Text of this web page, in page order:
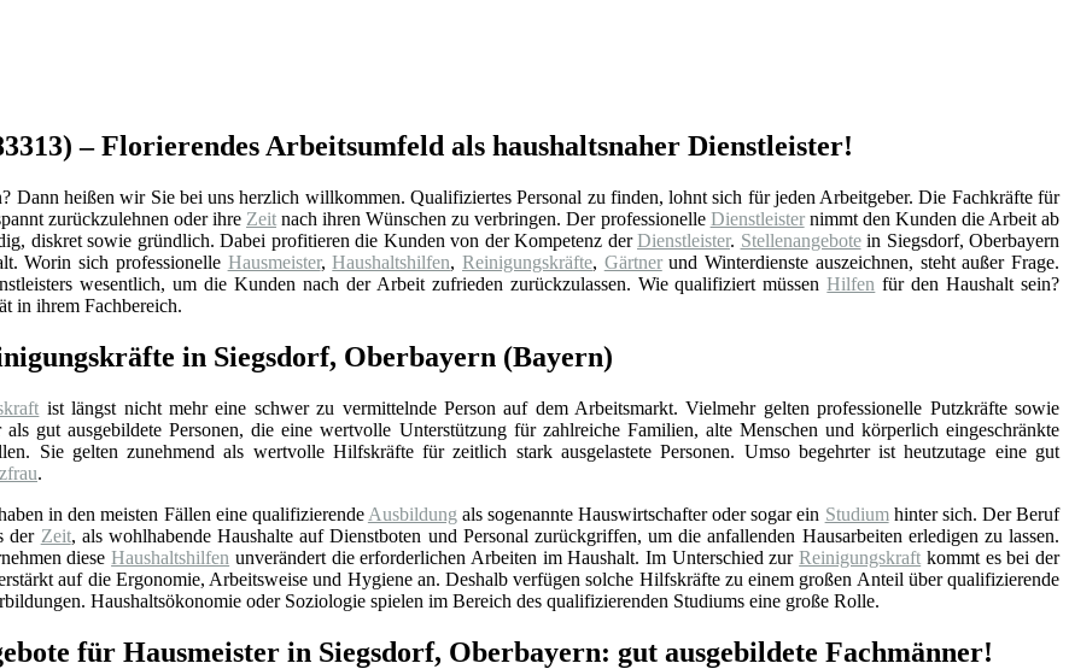
– Florierendes Arbeitsumfeld als haushaltsnaher Dienstleister!
Dann heißen wir Sie bei uns herzlich willkommen. Qualifiziertes Personal zu finden, lohnt sich für jeden Arbeitgeber. Die Fachkräfte für
zurückzulehnen oder ihre Zeit nach ihren Wünschen zu verbringen. Der professionelle Dienstleisternimmt den Kunden die Arbeit ab
diskret sowie gründlich. Dabei profitieren die Kunden von der Kompetenz derDienstleister. Stellenangebotein Siegsdorf, Oberbayern
Worin sich professionelle Hausmeister,Haushaltshilfen,Reinigungskräfte, Gärtnerund Winterdienste auszeichnen, steht außer Frage.
wesentlich, um die Kunden nach der Arbeit zufrieden zurückzulassen. Wie qualifiziert müssenHilfen für den Haushalt sein?
in ihrem Fachbereich.
in Siegsdorf, Oberbayern (Bayern)
ist längst nicht mehr eine schwer zu vermittelnde Person auf dem Arbeitsmarkt. Vielmehr gelten professionelle Putzkräfte sowie
als gut ausgebildete Personen, die eine wertvolle Unterstützung für zahlreiche Familien, alte Menschen und körperlich eingeschränkte
Sie gelten zunehmend als wertvolle Hilfskräfte für zeitlich stark ausgelastete Personen. Umso begehrter ist heutzutage eine gut
.
in den meisten Fällen eine qualifizierende Ausbildung als sogenannte Hauswirtschafter oder sogar ein Studiumhinter sich. Der Beruf
der Zeit, als wohlhabende Haushalte auf Dienstboten und Personal zurückgriffen, um die anfallenden Hausarbeiten erledigen zu lassen.
dieseHaushaltshilfen unverändert die erforderlichen Arbeiten im Haushalt. Im Unterschied zurReinigungskraft kommt es bei der
auf die Ergonomie, Arbeitsweise und Hygiene an. Deshalb verfügen solche Hilfskräfte zu einem großen Anteil über qualifizierende
Haushaltsökonomie oder Soziologie spielen im Bereich des qualifizierenden Studiums eine große Rolle.
für Hausmeister in Siegsdorf, Oberbayern: gut ausgebildete Fachmänner!